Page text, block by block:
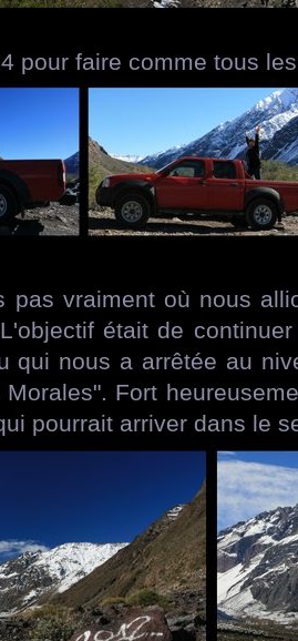
pour faire comme tous
pas vraiment où nous
était de
qui nous a arrêtée au
Morales". Fort
pourrait arriver dans le